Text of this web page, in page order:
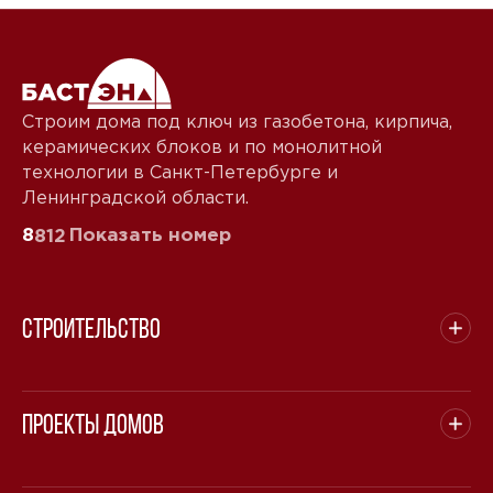
Строим дома под ключ из газобетона, кирпича,
керамических блоков и по монолитной
технологии в Санкт-Петербурге и
Ленинградской области.
8812 Показать номер
Строительство
Проекты домов